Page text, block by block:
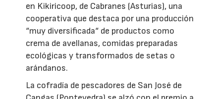
en Kikiricoop, de Cabranes (Asturias), una
cooperativa que destaca por una producción
“muy diversificada“ de productos como
crema de avellanas, comidas preparadas
ecológicas y transformados de setas o
arándanos.
La cofradía de pescadores de San José de